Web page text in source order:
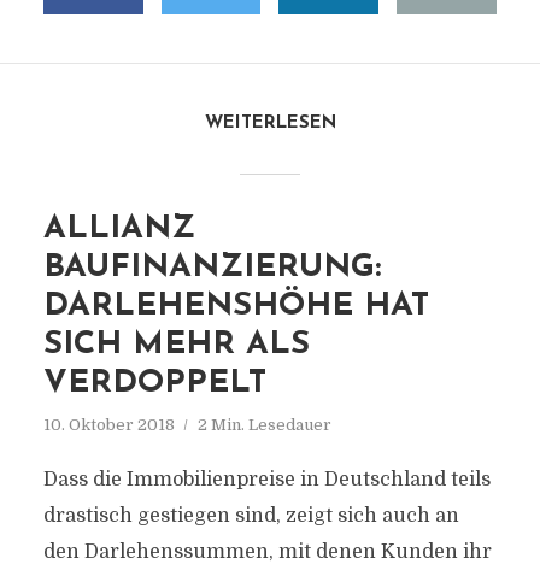
WEITERLESEN
ALLIANZ
BAUFINANZIERUNG:
DARLEHENSHÖHE HAT
SICH MEHR ALS
VERDOPPELT
10. Oktober 2018 2 Min. Lesedauer
Dass die Immobilienpreise in Deutschland teils
drastisch gestiegen sind, zeigt sich auch an
den Darlehenssummen, mit denen Kunden ihr